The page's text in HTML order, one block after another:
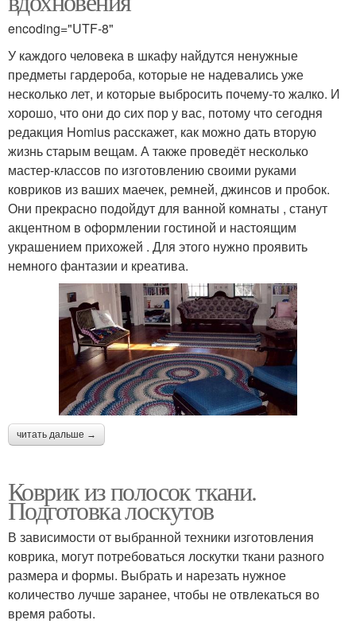
encoding="UTF-8"
У каждого человека в шкафу найдутся ненужные
предметы гардероба, которые не надевались уже
несколько лет, и которые выбросить почему-то жалко. И
хорошо, что они до сих пор у вас, потому что сегодня
редакция Homius расскажет, как можно дать вторую
жизнь старым вещам. А также проведёт несколько
мастер-классов по изготовлению своими руками
ковриков из ваших маечек, ремней, джинсов и пробок.
Они прекрасно подойдут для ванной комнаты , станут
акцентном в оформлении гостиной и настоящим
украшением прихожей . Для этого нужно проявить
немного фантазии и креатива.
читать дальше →
Коврик из полосок ткани.
Подготовка лоскутов
В зависимости от выбранной техники изготовления
коврика, могут потребоваться лоскутки ткани разного
размера и формы. Выбрать и нарезать нужное
количество лучше заранее, чтобы не отвлекаться во
время работы.